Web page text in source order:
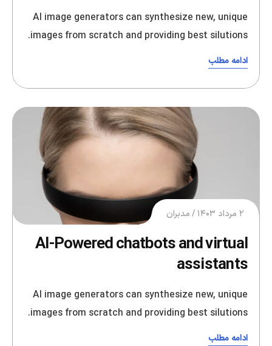
AI image generators can synthesize new, unique
images from scratch and providing best silutions.
ادامه مطلب
۲ مرداد ۱۴۰۳ مدبران
AI-Powered chatbots and virtual
assistants
AI image generators can synthesize new, unique
images from scratch and providing best silutions.
ادامه مطلب